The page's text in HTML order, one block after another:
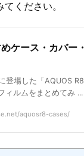
ください。
ケース・カバー
登場した「AQUOS
ィルムをまとめてみ ...
aquosr8-cases/